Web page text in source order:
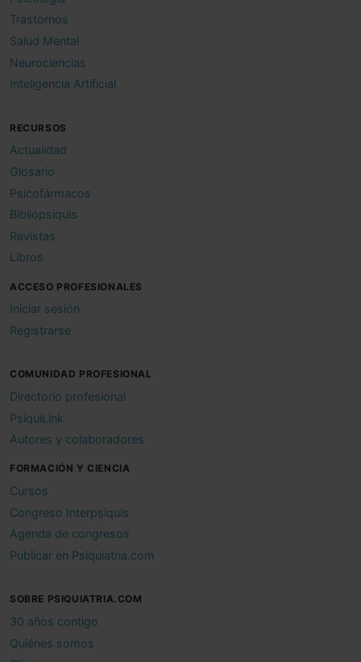
Trastornos
Salud Mental
Neurociencias
Inteligencia Artificial
RECURSOS
Actualidad
Glosario
Psicofármacos
Bibliopsiquis
Revistas
Libros
ACCESO PROFESIONALES
Iniciar sesión
Registrarse
COMUNIDAD PROFESIONAL
Directorio profesional
PsiquiLink
Autores y colaboradores
FORMACIÓN Y CIENCIA
Cursos
Congreso Interpsiquis
Agenda de congresos
Publicar en Psiquiatria.com
SOBRE PSIQUIATRIA.COM
30 años contigo
Quiénes somos